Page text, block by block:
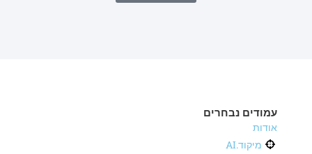
עמודים נבחרים
אודות
מיקוד.AI